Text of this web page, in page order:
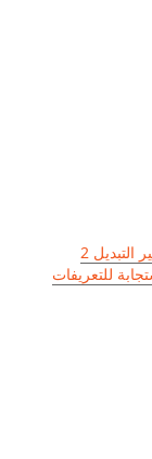
Nintendo تأخير التبديل 2